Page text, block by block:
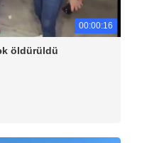
00:00:16
öldürüldü